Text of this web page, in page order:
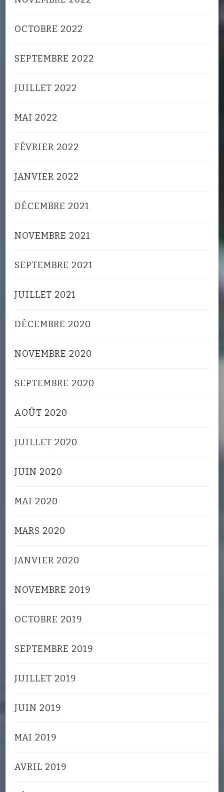
OCTOBRE 2022
SEPTEMBRE 2022
JUILLET 2022
MAI 2022
FÉVRIER 2022
JANVIER 2022
DÉCEMBRE 2021
NOVEMBRE 2021
SEPTEMBRE 2021
JUILLET 2021
DÉCEMBRE 2020
NOVEMBRE 2020
SEPTEMBRE 2020
AOÛT 2020
JUILLET 2020
JUIN 2020
MAI 2020
MARS 2020
JANVIER 2020
NOVEMBRE 2019
OCTOBRE 2019
SEPTEMBRE 2019
JUILLET 2019
JUIN 2019
MAI 2019
AVRIL 2019